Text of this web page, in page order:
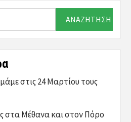
στις 24 Μαρτίου τους
στα Μέθανα και στον Πόρο